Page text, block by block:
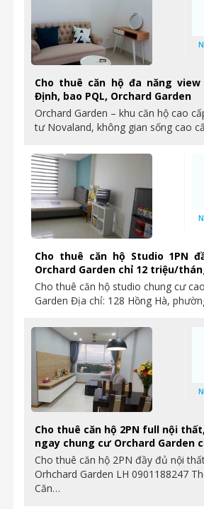
Cho thuê căn hộ đa năng
Định, bao PQL, Orchard Garden
Orchard Garden – khu căn hộ cao
tư Novaland, không gian sống cao
Cho thuê căn hộ Studio 1PN
Orchard Garden chỉ 12 triệu/
Cho thuê căn hộ studio chung cư
Garden Địa chỉ: 128 Hồng Hà,
Cho thuê căn hộ 2PN full nội
ngay chung cư Orchard Garden
Cho thuê căn hộ 2PN đầy đủ nội
Orhchard Garden LH 0901188247
Căn…